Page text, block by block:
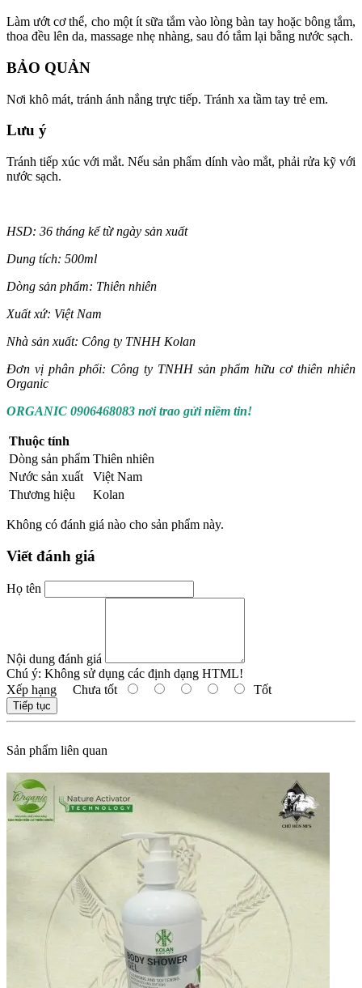
Làm ướt cơ thể, cho một ít sữa tắm vào lòng bàn tay hoặc bông tắm,
thoa đều lên da, massage nhẹ nhàng, sau đó tắm lại bằng nước sạch.
BẢO QUẢN
Nơi khô mát, tránh ánh nắng trực tiếp. Tránh xa tầm tay trẻ em.
Lưu ý
Tránh tiếp xúc với mắt. Nếu sản phẩm dính vào mắt, phải rửa kỹ với
nước sạch.
HSD: 36 tháng kể từ ngày sản xuất
Dung tích: 500ml
Dòng sản phẩm: Thiên nhiên
Xuất xứ: Việt Nam
Nhà sản xuất: Công ty TNHH Kolan
Đơn vị phân phối: Công ty TNHH sản phẩm hữu cơ thiên nhiên
Organic
ORGANIC 0906468083 nơi trao gửi niềm tin!
Thuộc tính
Dòng sản phẩm Thiên nhiên
Nước sản xuất
Việt Nam
Thương hiệu
Kolan
Không có đánh giá nào cho sản phẩm này.
Viết đánh giá
Họ tên
Nội dung đánh giá
Chú ý: Không sử dụng các định dạng HTML!
Xếp hạng Chưa tốt Tốt
Tiếp tục
Sản phẩm liên quan